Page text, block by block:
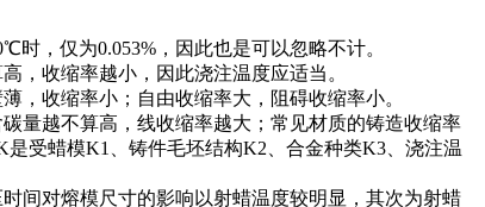
，仅为0.053%，因此也是可以忽略不计。
收缩率越小，因此浇注温度应适当。
收缩率小；自由收缩率大，阻碍收缩率小。
越不算高，线收缩率越大；常见材质的铸造收缩率
受蜡模K1、铸件毛坯结构K2、合金种类K3、浇注温
对熔模尺寸的影响以射蜡温度较明显，其次为射蜡